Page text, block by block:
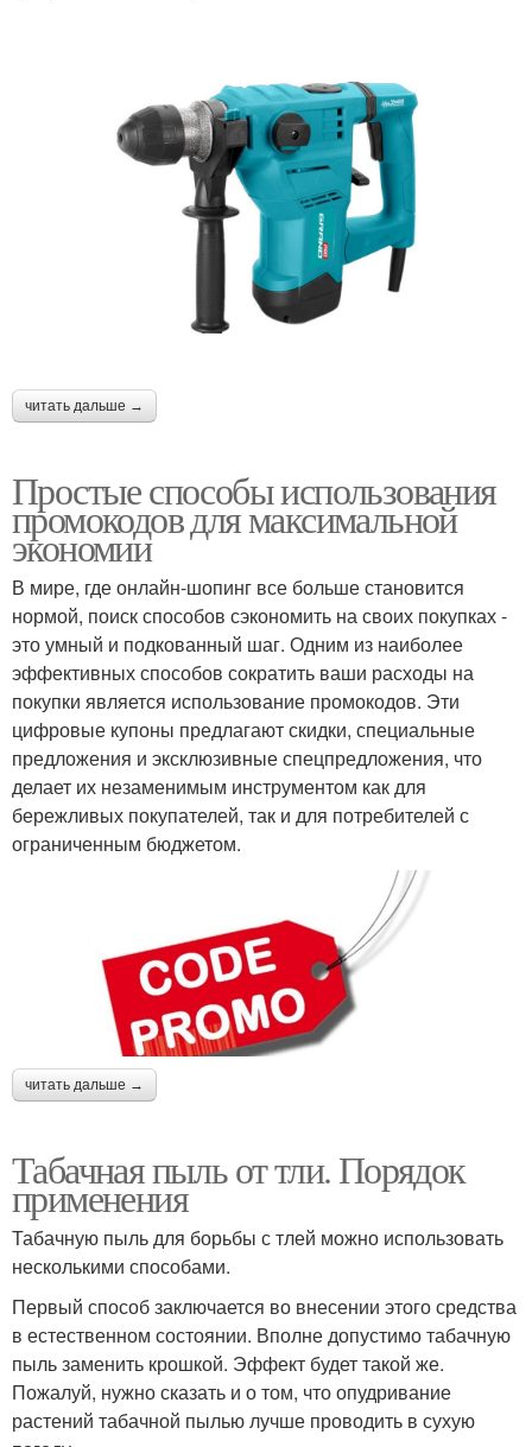
читать дальше →
Простые способы использования
промокодов для максимальной
экономии
В мире, где онлайн-шопинг все больше становится
нормой, поиск способов сэкономить на своих покупках -
это умный и подкованный шаг. Одним из наиболее
эффективных способов сократить ваши расходы на
покупки является использование промокодов. Эти
цифровые купоны предлагают скидки, специальные
предложения и эксклюзивные спецпредложения, что
делает их незаменимым инструментом как для
бережливых покупателей, так и для потребителей с
ограниченным бюджетом.
читать дальше →
Табачная пыль от тли. Порядок
применения
Табачную пыль для борьбы с тлей можно использовать
несколькими способами.
Первый способ заключается во внесении этого средства
в естественном состоянии. Вполне допустимо табачную
пыль заменить крошкой. Эффект будет такой же.
Пожалуй, нужно сказать и о том, что опудривание
растений табачной пылью лучше проводить в сухую